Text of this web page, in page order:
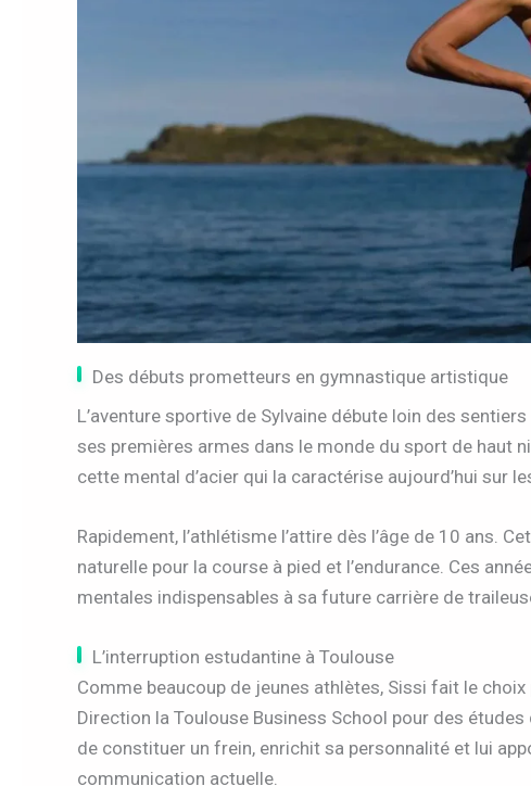
Des débuts prometteurs en gymnastique artistique
L’aventure sportive de Sylvaine débute loin des
ses premières armes dans le monde du sport de haut
cette mental d’acier qui la caractérise aujourd’hui sur
Rapidement, l’athlétisme l’attire dès l’âge de 10 ans.
naturelle pour la course à pied et l’endurance. Ces
mentales indispensables à sa future carrière de
L’interruption estudantine à Toulouse
Comme beaucoup de jeunes athlètes, Sissi fait le
Direction la Toulouse Business School pour des
de constituer un frein, enrichit sa personnalité et lui
communication actuelle.